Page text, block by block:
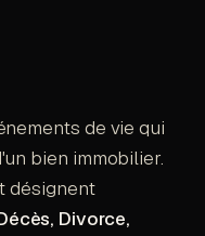
de vie qui
bien immobilier.
désignent
Divorce,